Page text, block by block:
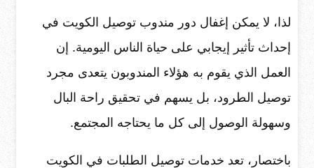
لذا، لا يمكن إغفال دور مندوب توصيل الكويت في
إحداث تأثير إيجابي على حياة الناس اليومية. إن
العمل الذي يقوم به هؤلاء المندوبون يتعدى مجرد
توصيل الطرود، بل يسهم في تحقيق راحة البال
وسهولة الوصول إلى كل ما يحتاجه المجتمع.
باختصار، تعد خدمات توصيل الطلبات في الكويت